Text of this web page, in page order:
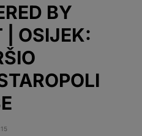
BY
| OSIJEK: